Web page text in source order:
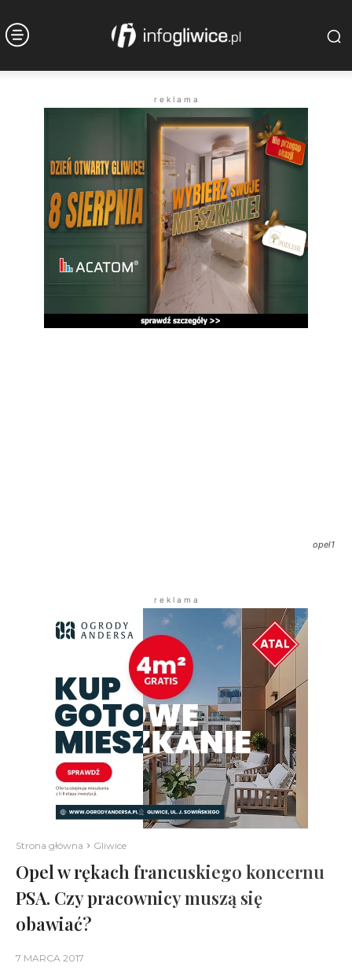
r e k l a m a
opel1
r e k l a m a
Strona główna Gliwice
Opel w rękach francuskiego koncernu
PSA. Czy pracownicy muszą się
obawiać?
7 MARCA 2017